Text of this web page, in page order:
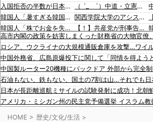
入国拒否の半数が日本人!? 「オーストラリアで日本人女性が売春」
韓国人「暑すぎる韓国、100年ぶりに日本の最高気温を超えた」「大変なことだ」
韓国人「株でお金を失ったのはイ・ジェミョンのせいだ！」として支持率が右肩下がりに……まあ、本当にその側面があるので救えないんですが
韓国人「日本ではビールジョッキをほとんど洗わずに、次の客に出すんだ！ これが証拠の映像だ!!」……あー、なるほどですねー。韓国には「アレ」がないんだ？
【動画】地震発生時の熊本総合病院の手術室の様子が(((ﾟДﾟ)))
【移民政策反対】イオンの売り場で唐揚げを食う中国人の子供
【炎上】藤沢市「モスク建設と土葬も許可します」→3万人の反対署名も却下
【知ってた？】カナダ発ウェアブランド、lululemonが日本でオープン→店名は日本差別からできた？
イスラム指導者が授業!? 憲法違反だと批判〇到【さくらの解説】
91歳女性の遺体を遺棄したベトナム国籍の男が逮捕されました #移民 #外国人
（ ´_ゝ`）中道・立憲・公明、国会内で「熊本地震対策本部会議」各省庁からヒアリング・現地から意見聴取「パーティション、人手、宿泊施設の不足や、外国人実習生の方々にも対応してほしい」今日の午後、政府に要望書を提出
関西学院大学のアシスタント教授（中国籍）、ドラッグストアで現行犯逮捕 万引き容疑
【！】共産党が刑事告訴 「しんぶん赤旗」１７００件以上の虚偽購読申し込み 「厳重な処罰を求める」
【速報】山本太郎が去ったれいわ新選組、新たな党名は「いのちの党」 略称「いのち」
韓国人「海外が想像する韓国人キャラクターのイメージがこちら・・・」
「猫が車を凝視してると思ったら、自分に見とれていた…」（動画）
16歳の清水空跳が100m10秒00を記録して桐生祥秀の高校記録を更新、海外陸上競技ファンも大衝撃（海外の反応）
ロシア、ウクライナの大規模通販倉庫を攻撃…ワイ
HOME > 歴史/文化/生活 >